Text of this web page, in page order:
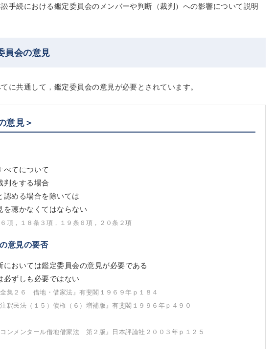
手続における鑑定委員会のメンバーや判断（裁判）への影響について説明
会の意見
に共通して，鑑定委員会の意見が必要とされています。
意見＞
べてについて
判をする場合
認める場合を除いては
を聴かなくてはならない
項，１８条３項，１９条６項，２０条２項
意見の要否
においては鑑定委員会の意見が必要である
必ずしも必要ではない
集２６ 借地・借家法』有斐閣１９６９年ｐ１８４
釈民法（１５）債権（６）増補版』有斐閣１９９６年ｐ４９０
ンメンタール借地借家法 第２版』日本評論社２００３年ｐ１２５